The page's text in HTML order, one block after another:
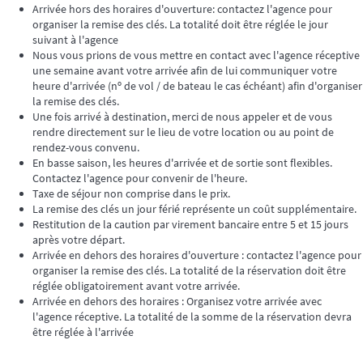
Arrivée hors des horaires d'ouverture: contactez l'agence pour
organiser la remise des clés. La totalité doit être réglée le jour
suivant à l'agence
Nous vous prions de vous mettre en contact avec l'agence réceptive
une semaine avant votre arrivée afin de lui communiquer votre
heure d'arrivée (nº de vol / de bateau le cas échéant) afin d'organiser
la remise des clés.
Une fois arrivé à destination, merci de nous appeler et de vous
rendre directement sur le lieu de votre location ou au point de
rendez-vous convenu.
En basse saison, les heures d'arrivée et de sortie sont flexibles.
Contactez l'agence pour convenir de l'heure.
Taxe de séjour non comprise dans le prix.
La remise des clés un jour férié représente un coût supplémentaire.
Restitution de la caution par virement bancaire entre 5 et 15 jours
après votre départ.
Arrivée en dehors des horaires d'ouverture : contactez l'agence pour
organiser la remise des clés. La totalité de la réservation doit être
réglée obligatoirement avant votre arrivée.
Arrivée en dehors des horaires : Organisez votre arrivée avec
l'agence réceptive. La totalité de la somme de la réservation devra
être réglée à l'arrivée